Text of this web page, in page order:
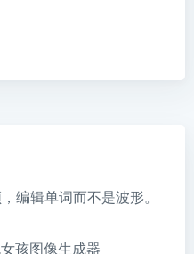
编辑单词而不是波形。
孩图像生成器